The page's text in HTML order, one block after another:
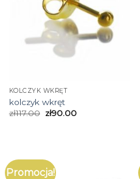
KOLCZYK WKRĘT
kolczyk wkręt
zł117.00 zł90.00
Promocja!